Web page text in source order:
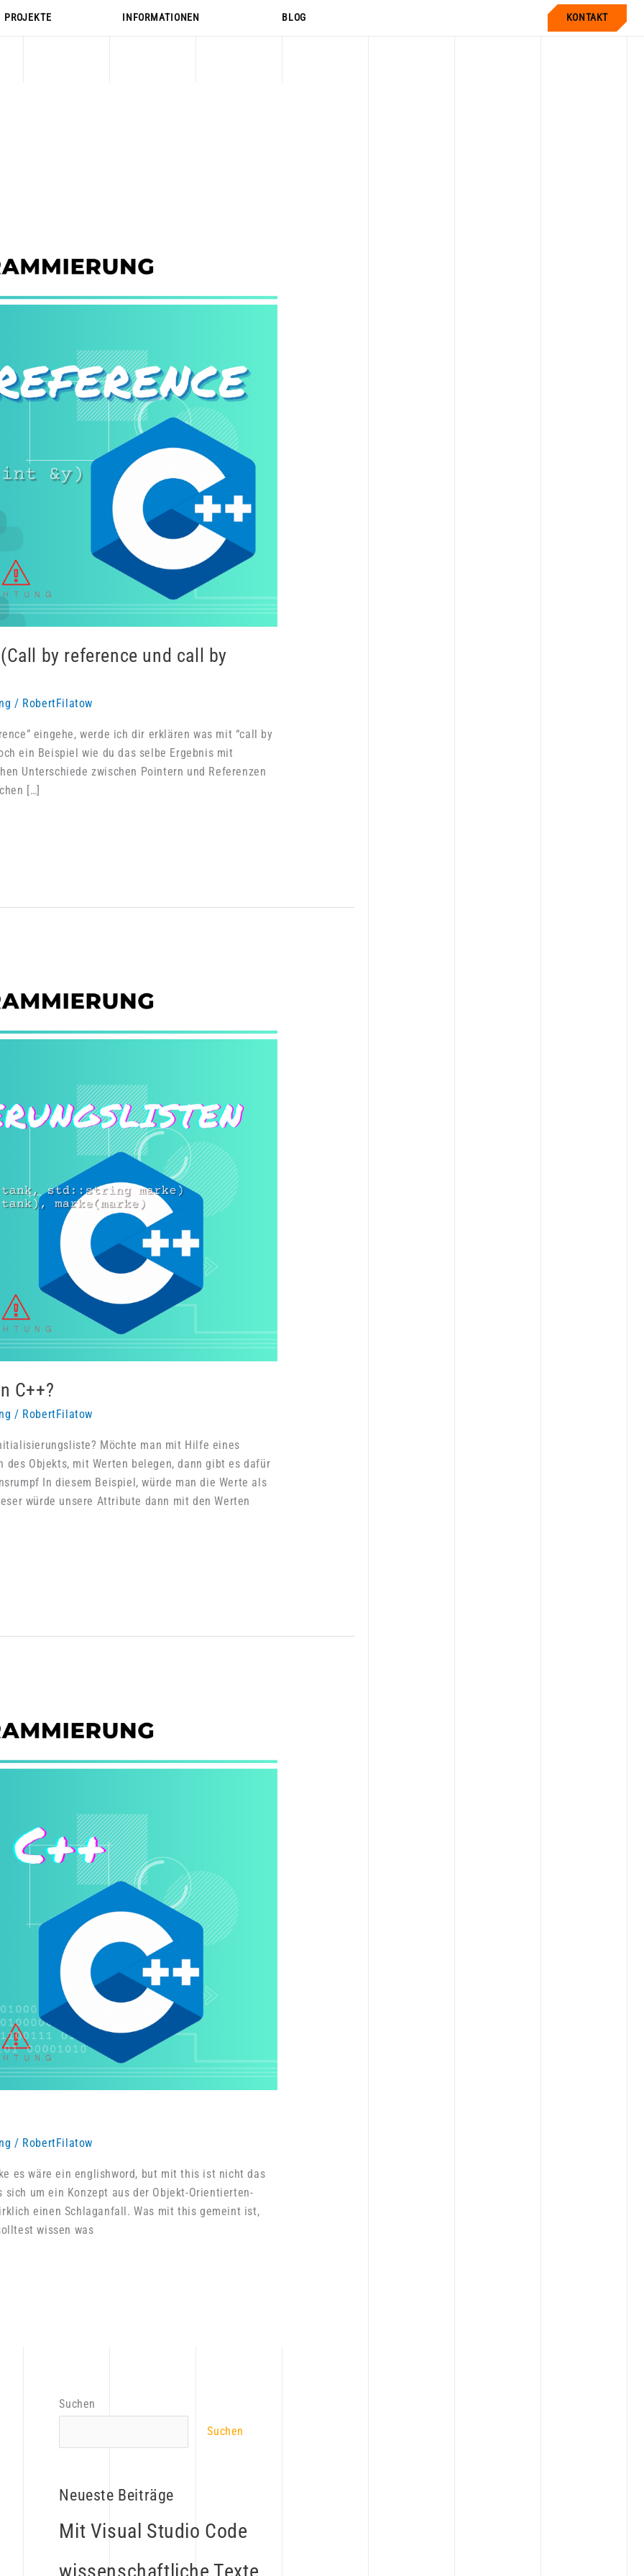
PROJEKTE INFORMATIONEN BLOG KONTAKT
by reference und call by
/ RobertFilatow
eingehe, werde ich dir erklären was mit “call by
ein Beispiel wie du das selbe Ergebnis mit
Unterschiede zwischen Pointern und Referenzen
[…]
C++?
/ RobertFilatow
Möchte man mit Hilfe eines
Objekts, mit Werten belegen, dann gibt es dafür
In diesem Beispiel, würde man die Werte als
würde unsere Attribute dann mit den Werten
/ RobertFilatow
es wäre ein englishword, but mit this ist nicht das
um ein Konzept aus der Objekt-Orientierten-
einen Schlaganfall. Was mit this gemeint ist,
wissen was
Suchen
Suchen
Neueste Beiträge
Mit Visual Studio Code